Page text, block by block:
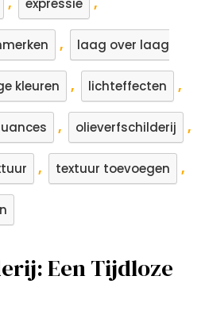
expressie
, laag over laag
kleuren , lichteffecten ,
, olieverfschilderij ,
, textuur toevoegen ,
Een Tijdloze